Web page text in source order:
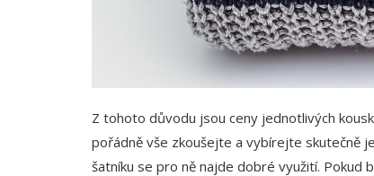
Z tohoto důvodu jsou ceny jednotlivých
pořádně vše zkoušejte a vybírejte skutečně
šatníku se pro ně najde dobré využití. Pokud